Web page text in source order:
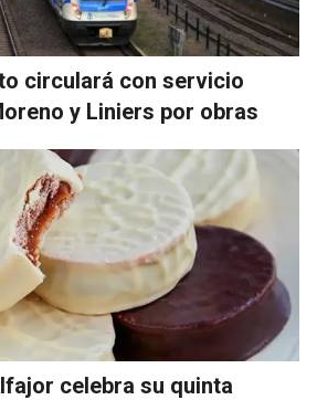
circulará con servicio
y Liniers por obras
celebra su quinta